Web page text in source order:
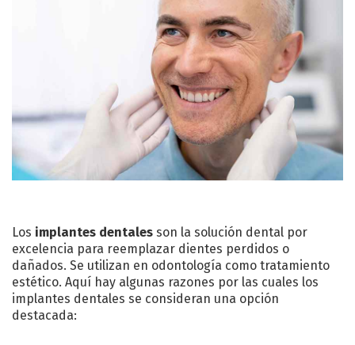
Los implantes dentales son la solución dental por
excelencia para reemplazar dientes perdidos o
dañados. Se utilizan en odontología como tratamiento
estético. Aquí hay algunas razones por las cuales los
implantes dentales se consideran una opción
destacada: